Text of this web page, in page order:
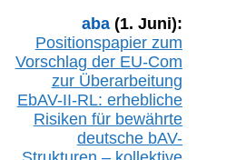
aba(1. Juni):
Positionspapier zum
Vorschlag der EU-Com
zur Überarbeitung
EbAV-II-RL: erhebliche
Risiken für bewährte
deutsche bAV-